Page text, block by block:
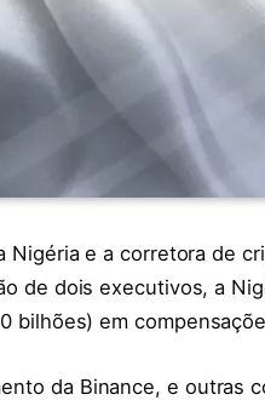
Nigéria e a corretora de
de dois executivos, a
bilhões) em
da Binance, e outras